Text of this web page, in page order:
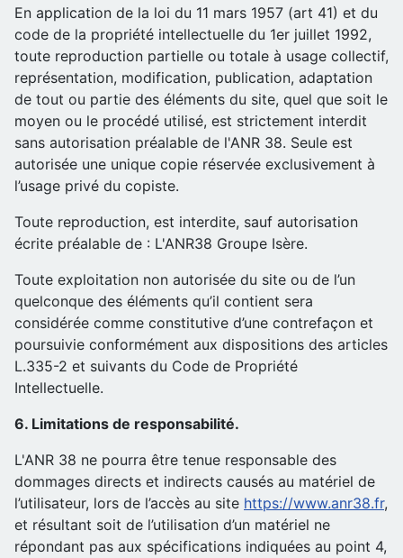
En application de la loi du 11 mars 1957 (art 41) et du
code de la propriété intellectuelle du 1er juillet 1992,
toute reproduction partielle ou totale à usage collectif,
représentation, modification, publication, adaptation
de tout ou partie des éléments du site, quel que soit le
moyen ou le procédé utilisé, est strictement interdit
sans autorisation préalable de l'ANR 38. Seule est
autorisée une unique copie réservée exclusivement à
l’usage privé du copiste.
Toute reproduction, est interdite, sauf autorisation
écrite préalable de : L'ANR38 Groupe Isère.
Toute exploitation non autorisée du site ou de l’un
quelconque des éléments qu’il contient sera
considérée comme constitutive d’une contrefaçon et
poursuivie conformément aux dispositions des articles
L.335-2 et suivants du Code de Propriété
Intellectuelle.
6. Limitations de responsabilité.
L'ANR 38 ne pourra être tenue responsable des
dommages directs et indirects causés au matériel de
l’utilisateur, lors de l’accès au site https://www.anr38.fr,
et résultant soit de l’utilisation d’un matériel ne
répondant pas aux spécifications indiquées au point 4,